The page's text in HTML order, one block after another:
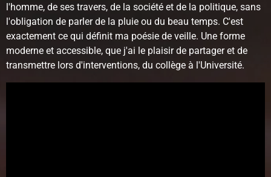
l'homme, de ses travers, de la société et de la politique, sans
l'obligation de parler de la pluie ou du beau temps. C'est
exactement ce qui définit ma poésie de veille. Une forme
moderne et accessible, que j'ai le plaisir de partager et de
transmettre lors d'interventions, du collège à l'Université.